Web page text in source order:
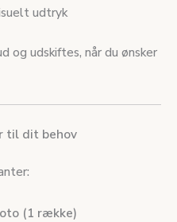
udtryk
og udskiftes, når du ønsker
til dit behov
(1 række)